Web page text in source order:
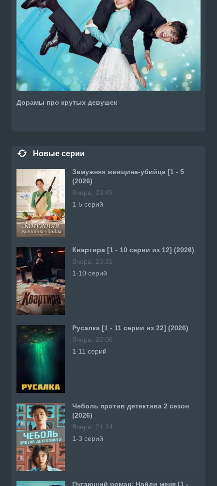
Дорамы про крутых девушек
Новые серии
Замужняя женщина-убийца [1 - 5
(2026)
Вчера, 23:49
1-5 серий
Квартира [1 - 10 серии из 12] (2026)
Вчера, 23:31
1-10 серий
Русалка [1 - 11 серии из 22] (2026)
Вчера, 22:06
1-11 серий
Чеболь против детектива 2 сезон
(2026)
Вчера, 21:34
1-3 серий
Пугающий роман: Найди меня [1 -